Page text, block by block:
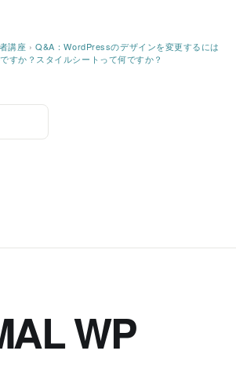
講座 ›Q&A：WordPressのデザインを変更するには
すか？スタイルシートって何ですか？
WP